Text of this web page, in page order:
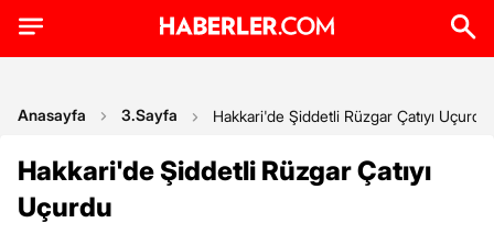
Anasayfa 3.Sayfa Hakkari'de Şiddetli Rüzgar Çatıyı Uçurdu
Hakkari'de Şiddetli Rüzgar Çatıyı
Uçurdu